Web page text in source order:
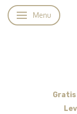
Skifte navigation
Menu